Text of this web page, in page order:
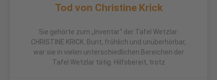
Tod von Christine Krick
Sie gehörte zum „Inventar“ der Tafel Wetzlar:
CHRISTINE KRICK. Bunt, fröhlich und unüberhörbar,
war sie in vielen unterschiedlichen Bereichen der
Tafel Wetzlar tätig. Hilfsbereit, trotz